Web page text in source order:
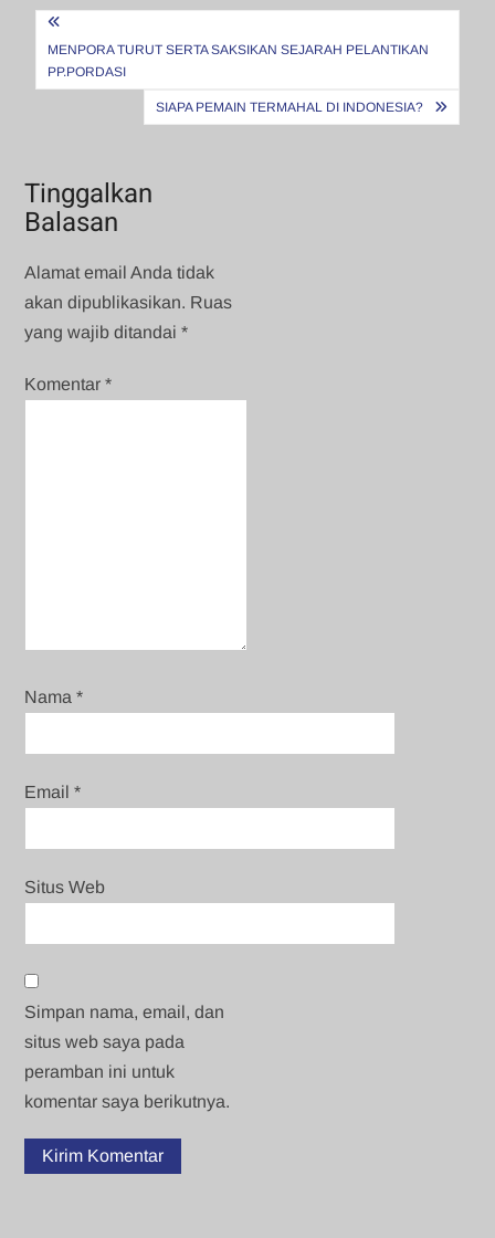
Navigasi
pos
MENPORA TURUT SERTA SAKSIKAN SEJARAH PELANTIKAN
PP.PORDASI
SIAPA PEMAIN TERMAHAL DI INDONESIA?
Tinggalkan
Balasan
Alamat email Anda tidak
akan dipublikasikan. Ruas
yang wajib ditandai*
Komentar*
Nama*
Email*
Situs Web
Simpan nama, email, dan
situs web saya pada
peramban ini untuk
komentar saya berikutnya.